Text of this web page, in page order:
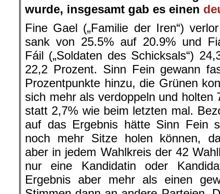
wurde, insgesamt gab es einen
Fine Gael („Familie der Iren“)
sank von 25.5% auf 20.9% und
Fáil („Soldaten des Schicksals“)
22,2 Prozent. Sinn Fein gewann
Prozentpunkte hinzu, die Grünen
sich mehr als verdoppeln und holten
statt 2,7% wie beim letzten mal.
auf das Ergebnis hätte Sinn Fein
noch mehr Sitze holen können,
aber in jedem Wahlkreis der 42
nur eine Kandidatin oder
Ergebnis aber mehr als einen